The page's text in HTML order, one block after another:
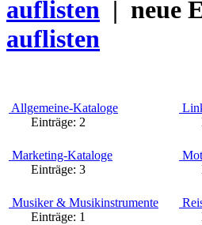
auflisten | neue
auflisten
Allgemeine-Kataloge
Einträge: 2
Marketing-Kataloge
Einträge: 3
Musiker & Musikinstrumente
Einträge: 1